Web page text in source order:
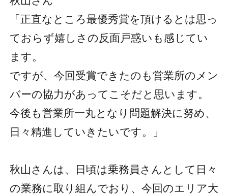
「正直なところ最優秀賞を頂けるとは思っ
ておらず嬉しさの反面戸惑いも感じてい
ます。
ですが、今回受賞できたのも営業所のメン
バーの協力があってこそだと思います。
今後も営業所一丸となり問題解決に努め、
日々精進していきたいです。」
秋山さんは、日頃は乗務員さんとして日々
の業務に取り組んでおり、今回のエリア大